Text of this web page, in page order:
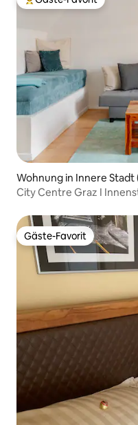
Beliebter Gäste-Favorit.
Wohnung in Innere Stadt
City Centre Graz I
Gäste-Favorit
Gäste-Favorit